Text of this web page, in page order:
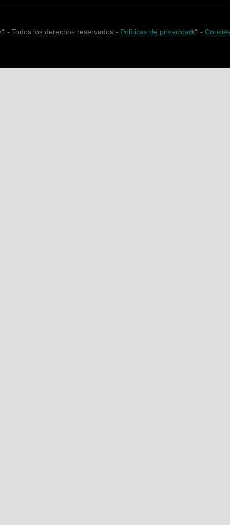
© - Todos los derechos reservados - Políticas de privacidad© -